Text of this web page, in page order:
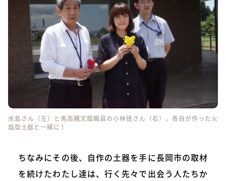
水島さん（左）と馬高縄文館職員の小林徳さん（右）。各自が作った火
焔型土器と一緒に！
ちなみにその後、自作の土器を手に長岡市の取材
を続けたわたし達は、行く先々で出会う人たちか